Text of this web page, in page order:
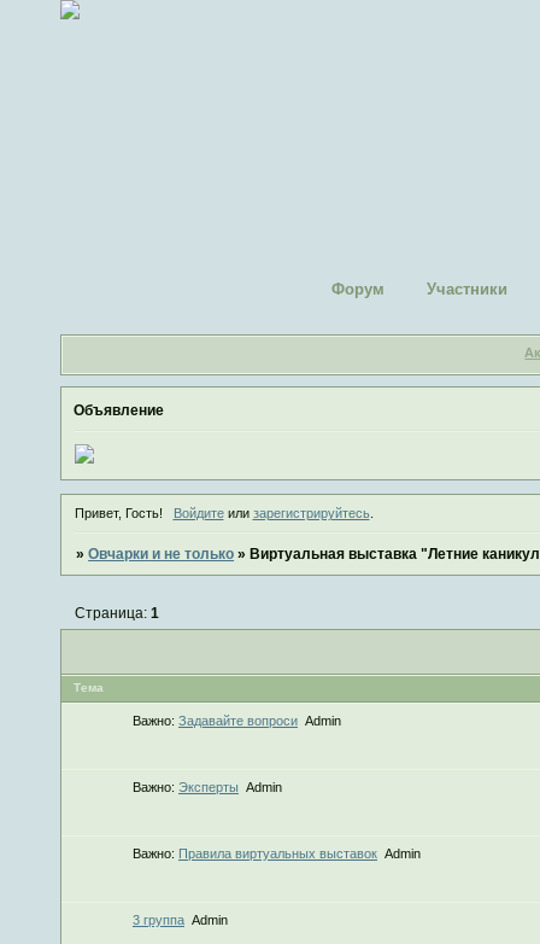
Форум Участники
Объявление
Привет, Гость! Войдитеили зарегистрируйтесь.
»Овчарки и не только » Виртуальная выставка "Летние
Страница:1
Тема
Важно: Задавайте вопроси Admin
Важно: Эксперты Admin
Важно: Правила виртуальных выставок Admin
3 группа Admin